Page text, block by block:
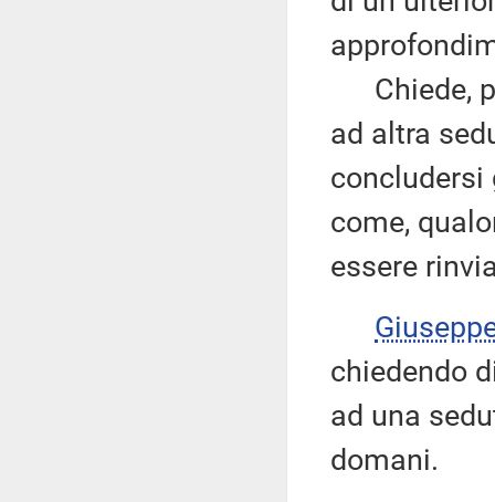
Chiede,
ad altra
concludersi
come,
essere
chiedendo
ad una
domani.